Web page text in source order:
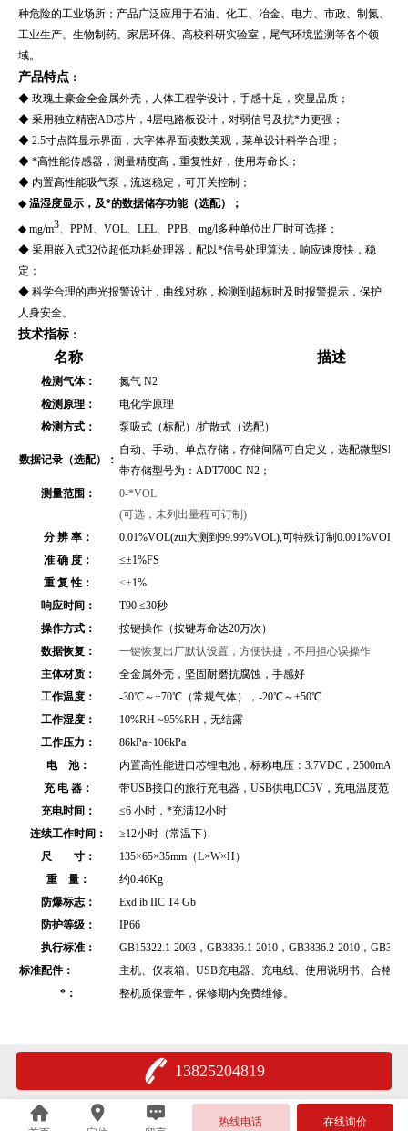
种危险的工业场所；产品广泛应用于石油、化工、冶金、电力、市政、制氮、
工业生产、 生物制药、家居环保、高校科研实验室，尾气环境监测等各个领
域。
产品特点 ：
◆ 玫瑰土豪金全金属外壳，人体工程学设计，手感十足，突显品质；
◆ 采用独立精密AD芯片，4层电路板设计，对弱信号及抗*力更强；
◆ 2.5寸点阵显示界面，大字体界面读数美观，菜单设计科学合理；
◆ *高性能传感器，测量精度高，重复性好，使用寿命长；
◆ 内置高性能吸气泵，流速稳定，可开关控制；
◆ 温湿度显示，及*的数据储存功能（选配）；
◆ mg/m3 、PPM、VOL、LEL、PPB、mg/l多种单位出厂时可选择；
◆ 采用嵌入式32位超低功耗处理器，配以*信号处理算法，响应速度快，稳
定；
◆ 科学合理的声光报警设计，曲线对称，检测到超标时及时报警提示，保护
人身安全。
技术指标 ：
名称 描述
检测气体：
氮气 N2
检测原理：
电化学原理
检测方式：
泵吸式（标配）/扩散式（选配）
数据记录（选配）：
自动、手动、单点存储，存储间隔可自定义，选配微型SD
带存储型号为：ADT700C-N2；
测量范围：
0-*VOL
(可选，未列出量程可订制)
分 辨 率：
0.01%VOL(zui大测到99.99%VOL),可特殊订制
准 确 度：
≤±1%FS
重 复 性：
≤±1%
响应时间：
T90 ≤30秒
操作方式：
按键操作（按键寿命达20万次）
数据恢复：
一键恢复出厂默认设置，方便快捷，不用担心误操作
主体材质：
全金属外壳 ，坚固耐磨抗腐蚀，手感好
工作温度：
-30℃～+70℃（常规气体），-20℃～+50℃
工作湿度：
10%RH ~95%RH，无结露
工作压力：
86kPa~106kPa
电 池：
内置高性能进口芯锂电池，标称电压：3.7VDC，2500mAh
充 电 器：
带USB接口的旅行充电器，USB供电DC5V，充电温度范围
充电时间：
≤6 小时，*充满12小时
连续工作时间：
≥12小时（常温下）
尺 寸：
135×65×35mm（L×W×H）
重 量：
约0.46Kg
防爆标志：
Exd ib IIC T4 Gb
防护等级：
IP66
执行标准：
GB15322.1-2003，GB3836.1-2010，GB3836.2-2010，
标准配件：
主机、仪表箱、USB充电器、充电线、使用说明书、合格证
*：
整机质保壹年，保修期内免费维修。
13825204819
热线电话 在线询价